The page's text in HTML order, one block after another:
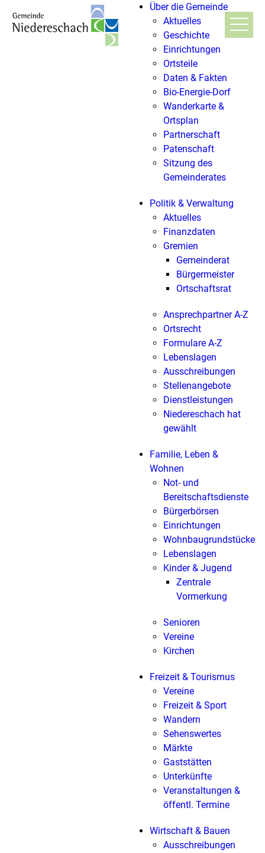
Über die Gemeinde
Aktuelles
Geschichte
Einrichtungen
Ortsteile
Daten & Fakten
Bio-Energie-Dorf
Wanderkarte &
Ortsplan
Partnerschaft
Patenschaft
Sitzung des
Gemeinderates
Politik & Verwaltung
Aktuelles
Finanzdaten
Gremien
Gemeinderat
Bürgermeister
Ortschaftsrat
Ansprechpartner A-Z
Ortsrecht
Formulare A-Z
Lebenslagen
Ausschreibungen
Stellenangebote
Dienstleistungen
Niedereschach hat
gewählt
Familie, Leben &
Wohnen
Not- und
Bereitschaftsdienste
Bürgerbörsen
Einrichtungen
Wohnbaugrundstücke
Lebenslagen
Kinder & Jugend
Zentrale
Vormerkung
Senioren
Vereine
Kirchen
Freizeit & Tourismus
Vereine
Freizeit & Sport
Wandern
Sehenswertes
Märkte
Gaststätten
Unterkünfte
Veranstaltungen &
öffentl. Termine
Wirtschaft & Bauen
Ausschreibungen